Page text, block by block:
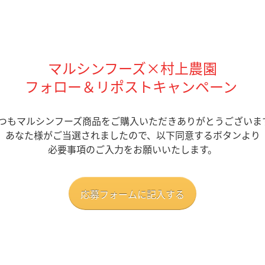
マルシンフーズ×村上農園
フォロー＆リポストキャンペーン
もマルシンフーズ商品をご購入いただきありがとうございま
あなた様がご当選されましたので、 以下同意するボタンより
必要事項のご入力をお願いいたします。
応募フォームに記入する